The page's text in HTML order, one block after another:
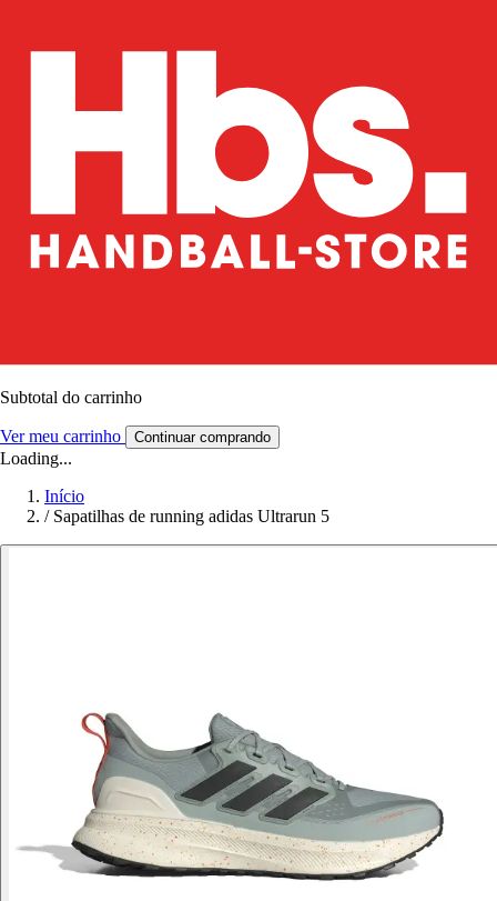
Subtotal do carrinho
Ver meu carrinho Continuar comprando
Loading...
Início
/ Sapatilhas de running adidas Ultrarun 5